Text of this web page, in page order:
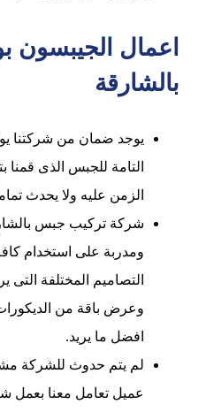
اعمال الجيبسون
بالشارقة
يوجد ضمان من شركتنا
التامة للجبس الذى
الزمن عليه ولا يحدث
شركة تركيب جبس
ومدربة على استخدام
التصاميم المختلفة التى
وعرض باقة من الديكورات
افضل ما يريد.
لم يتم حدوث للشركة
عميل تعامل معنا بعمل